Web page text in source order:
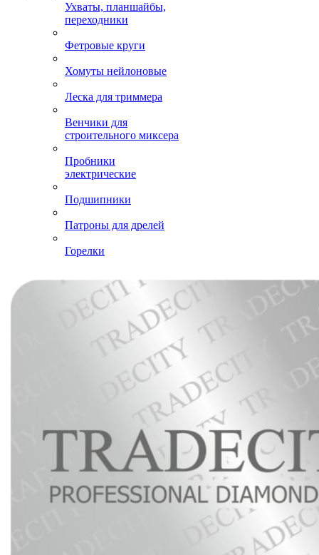
Ухваты, планшайбы,
переходники
Фетровые круги
Хомуты нейлоновые
Леска для триммера
Венчики для
строительного миксера
Пробники
электрические
Подшипники
Патроны для дрелей
Горелки